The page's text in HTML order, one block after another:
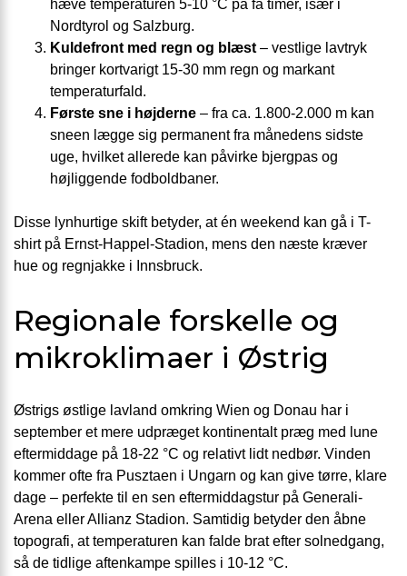
hæve temperaturen 5-10 °C på få timer, især i
Nordtyrol og Salzburg.
Kuldefront med regn og blæst – vestlige lavtryk
bringer kortvarigt 15-30 mm regn og markant
temperaturfald.
Første sne i højderne – fra ca. 1.800-2.000 m kan
sneen lægge sig permanent fra månedens sidste
uge, hvilket allerede kan påvirke bjergpas og
højliggende fodboldbaner.
Disse lynhurtige skift betyder, at én weekend kan gå i T-
shirt på Ernst-Happel-Stadion, mens den næste kræver
hue og regnjakke i Innsbruck.
Regionale forskelle og
mikroklimaer i Østrig
Østrigs østlige lavland omkring Wien og Donau har i
september et mere udpræget kontinentalt præg med lune
eftermiddage på 18-22 °C og relativt lidt nedbør. Vinden
kommer ofte fra Pusztaen i Ungarn og kan give tørre, klare
dage – perfekte til en sen eftermiddagstur på Generali-
Arena eller Allianz Stadion. Samtidig betyder den åbne
topografi, at temperaturen kan falde brat efter solnedgang,
så de tidlige aften­kampe spilles i 10-12 °C.